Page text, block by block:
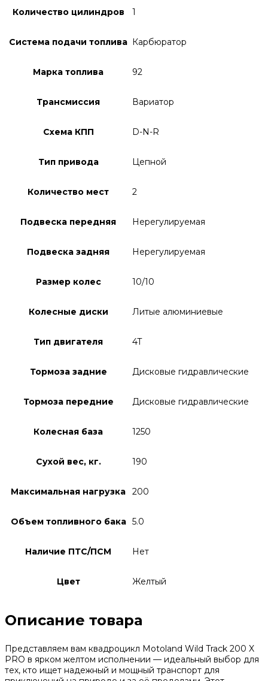
Количество цилиндров 1
Система подачи топлива Карбюратор
Марка топлива 92
Трансмиссия Вариатор
Схема КПП D-N-R
Тип привода Цепной
Количество мест 2
Подвеска передняя Нерегулируемая
Подвеска задняя Нерегулируемая
Размер колес 10/10
Колесные диски Литые алюминиевые
Тип двигателя 4T
Тормоза задние Дисковые гидравлические
Тормоза передние Дисковые гидравлические
Колесная база 1250
Сухой вес, кг. 190
Максимальная нагрузка 200
Объем топливного бака 5.0
Наличие ПТС/ПСМ Нет
Цвет Желтый
Описание товара
Представляем вам квадроцикл Motoland Wild Track 200 X
PRO в ярком желтом исполнении — идеальный выбор для
тех, кто ищет надежный и мощный транспорт для